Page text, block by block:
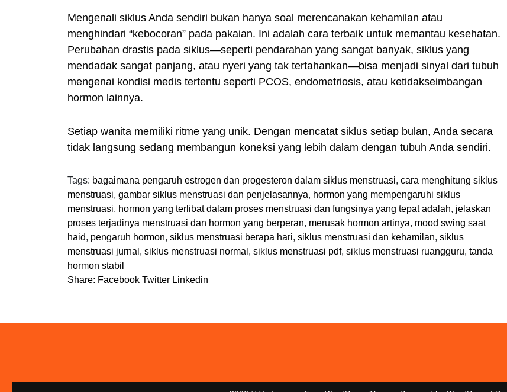
Mengenali siklus Anda sendiri bukan hanya soal merencanakan kehamilan atau
menghindari “kebocoran” pada pakaian. Ini adalah cara terbaik untuk memantau kesehatan.
Perubahan drastis pada siklus—seperti pendarahan yang sangat banyak, siklus yang
mendadak sangat panjang, atau nyeri yang tak tertahankan—bisa menjadi sinyal dari tubuh
mengenai kondisi medis tertentu seperti PCOS, endometriosis, atau ketidakseimbangan
hormon lainnya.
Setiap wanita memiliki ritme yang unik. Dengan mencatat siklus setiap bulan, Anda secara
tidak langsung sedang membangun koneksi yang lebih dalam dengan tubuh Anda sendiri.
Tags: bagaimana pengaruh estrogen dan progesteron dalam siklus menstruasi, cara menghitung siklus
menstruasi, gambar siklus menstruasi dan penjelasannya, hormon yang mempengaruhi siklus
menstruasi, hormon yang terlibat dalam proses menstruasi dan fungsinya yang tepat adalah, jelaskan
proses terjadinya menstruasi dan hormon yang berperan, merusak hormon artinya, mood swing saat
haid, pengaruh hormon, siklus menstruasi berapa hari, siklus menstruasi dan kehamilan, siklus
menstruasi jurnal , siklus menstruasi normal , siklus menstruasi pdf, siklus menstruasi ruangguru, tanda
hormon stabil
Share: Facebook Twitter Linkedin